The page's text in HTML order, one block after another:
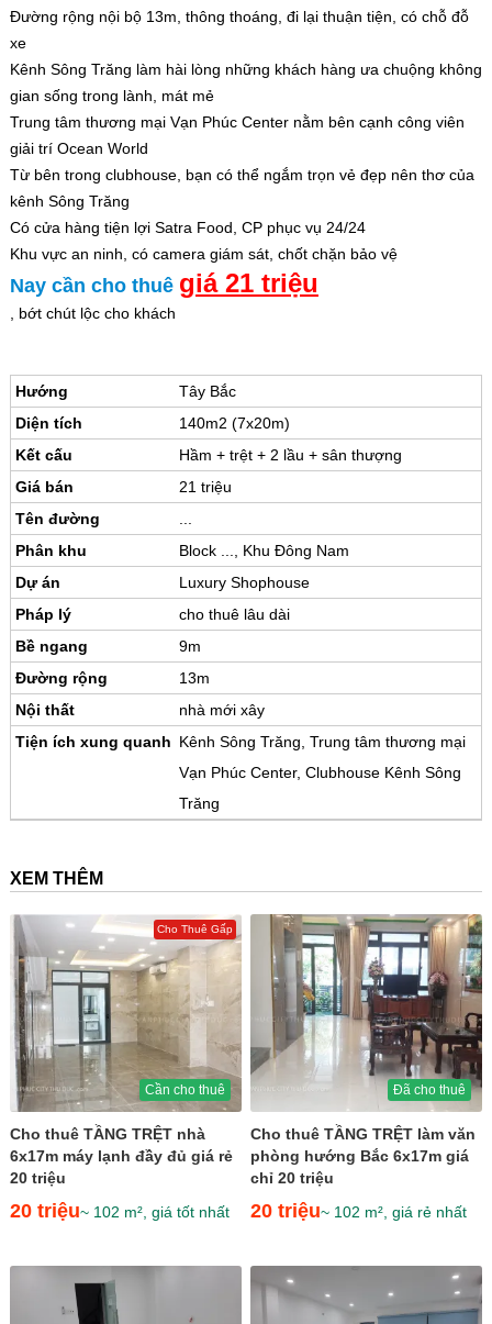
Đường rộng nội bộ 13m, thông thoáng, đi lại thuận tiện, có chỗ đỗ
xe
Kênh Sông Trăng làm hài lòng những khách hàng ưa chuộng không
gian sống trong lành, mát mẻ
Trung tâm thương mại Vạn Phúc Center nằm bên cạnh công viên
giải trí Ocean World
Từ bên trong clubhouse, bạn có thể ngắm trọn vẻ đẹp nên thơ của
kênh Sông Trăng
Có cửa hàng tiện lợi Satra Food, CP phục vụ 24/24
Khu vực an ninh, có camera giám sát, chốt chặn bảo vệ
Nay cần cho thuê giá 21 triệu
, bớt chút lộc cho khách
Hướng
Tây Bắc
Diện tích
140m2 (7x20m)
Kết cấu
Hầm + trệt + 2 lầu + sân thượng
Giá bán
21 triệu
Tên đường
Phân khu
Block ..., Khu Đông Nam
Dự án
Luxury Shophouse
Pháp lý
cho thuê lâu dài
Bề ngang
9m
Đường rộng
13m
Nội thất
nhà mới xây
Tiện ích xung quanh Kênh Sông Trăng, Trung tâm thương mại
Vạn Phúc Center, Clubhouse Kênh Sông
Trăng
XEM THÊM
Cho Thuê Gấp
Cần cho thuê
Cho thuê TẦNG TRỆT nhà
6x17m máy lạnh đầy đủ giá rẻ
20 triệu
20 triệu~ 102 m², giá tốt nhất
Đã cho thuê
Cho thuê TẦNG TRỆT làm văn
phòng hướng Bắc 6x17m giá
chỉ 20 triệu
20 triệu~ 102 m², giá rẻ nhất